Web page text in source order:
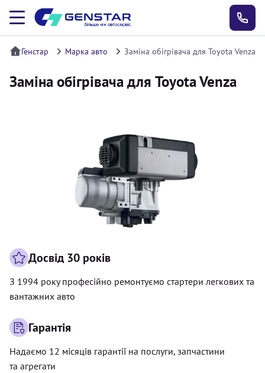
Генстар Марка авто Заміна обігрівача для Toyota Venza
Заміна обігрівача для Toyota Venza
Досвід 30 років
З 1994 року професійно ремонтуємо стартери легкових та
вантажних авто
Гарантія
Надаємо 12 місяців гарантії на послуги, запчастини
та агрегати